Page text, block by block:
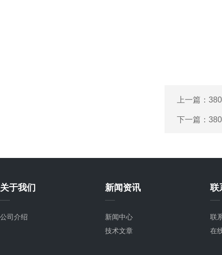
上一篇：
下一篇：
关于我们
公司介绍
新闻资讯
新闻中心
技术文章
联
联
在